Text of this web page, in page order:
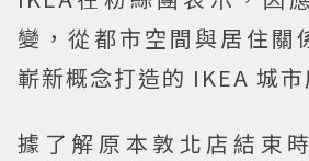
變，從都市空間與居住關
嶄新概念打造的 IKEA 城市
據了解原本敦北店結束